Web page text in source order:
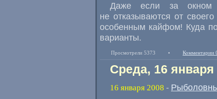
Даже если за окном
не отказываются от
особенным кайфом! Куда
варианты.
Просмотрели 5373 • Комментарии
Среда, 16 января
16 января 2008 -